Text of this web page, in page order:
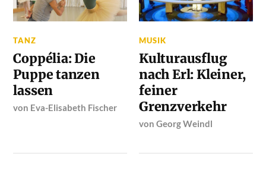
TANZ
Coppélia: Die
Puppe tanzen
lassen
von Eva-Elisabeth Fischer
MUSIK
Kulturausflug
nach Erl: Kleiner,
feiner
Grenzverkehr
vonGeorg Weindl